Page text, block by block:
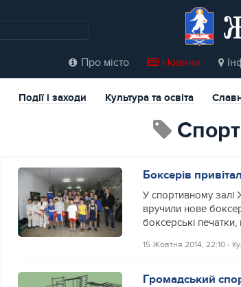
Про місто Новини
Події і заходи Культура та освіта
спорт
Боксерів
У спортивному залі
вручили нове
боксерські
15 Жовтня 2014, 22:10 ‐
Громадський